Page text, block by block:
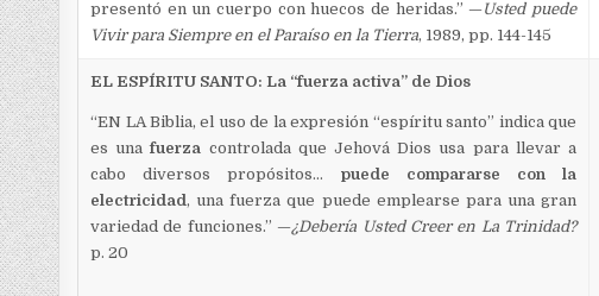
presentó en un cuerpo con huecos de heridas.” —Usted puede
Vivir para Siempre en el Paraíso en la Tierra, 1989, pp. 144-145
EL ESPÍRITU SANTO: La “fuerza activa” de Dios
“EN LA Biblia, el uso de la expresión “espíritu santo” indica que
es unafuerza controlada que Jehová Dios usa para llevar a
cabo diversos propósitos… puede compararse con la
electricidad, una fuerza que puede emplearse para una gran
variedad de funciones.” —¿Debería Usted Creer en La Trinidad?
p. 20